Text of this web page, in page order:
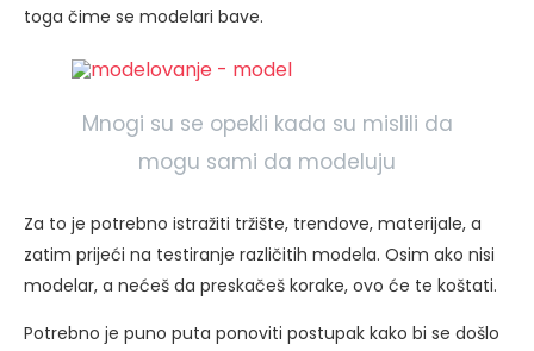
toga čime se modelari bave.
Mnogi su se opekli kada su mislili da
mogu sami da modeluju
Za to je potrebno istražiti tržište, trendove, materijale, a
zatim prijeći na testiranje različitih modela. Osim ako nisi
modelar, a nećeš da preskačeš korake, ovo će te koštati.
Potrebno je puno puta ponoviti postupak kako bi se došlo